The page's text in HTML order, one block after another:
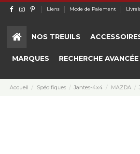
Liens Mode de Paiement
NOS TREUILS
MARQUES RECHERCHE AVANCÉE
Accueil Spécifiques Jantes-4x4 MAZDA